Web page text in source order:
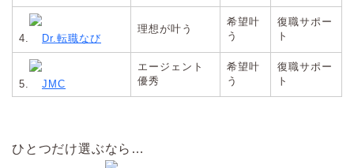
4. Dr.転職なび
理想が叶う
希望叶
う
復職サポー
ト
5. JMC
エージェント
優秀
希望叶
う
復職サポー
ト
ひとつだけ選ぶなら…